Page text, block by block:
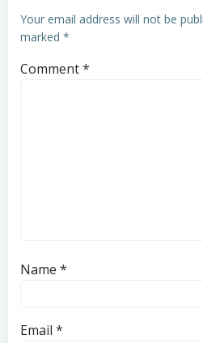
Your email address will not be
marked *
Comment*
Name *
Email *